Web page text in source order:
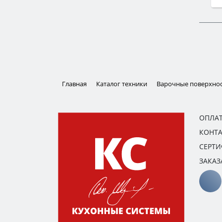
Главная Каталог техники Варочные